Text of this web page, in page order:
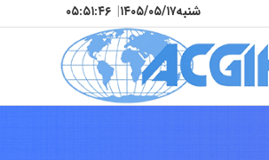
شنبه۱۴۰۵/۰۵/۱۷| ۰۵:۵۱:۴۸